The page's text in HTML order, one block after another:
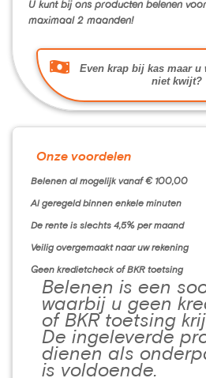
U kunt bij ons producten belenen
maximaal 2 maanden!
Even krap bij kas maar
niet kwijt?
Onze voordelen
Belenen al mogelijk vanaf € 100,00
Al geregeld binnen enkele minuten
De rente is slechts 4,5% per maand
Veilig overgemaakt naar uw rekening
Geen kredietcheck of BKR toetsing
Belenen is een
waarbij u geen
of BKR toetsing
De ingeleverde
dienen als
is voldoende.